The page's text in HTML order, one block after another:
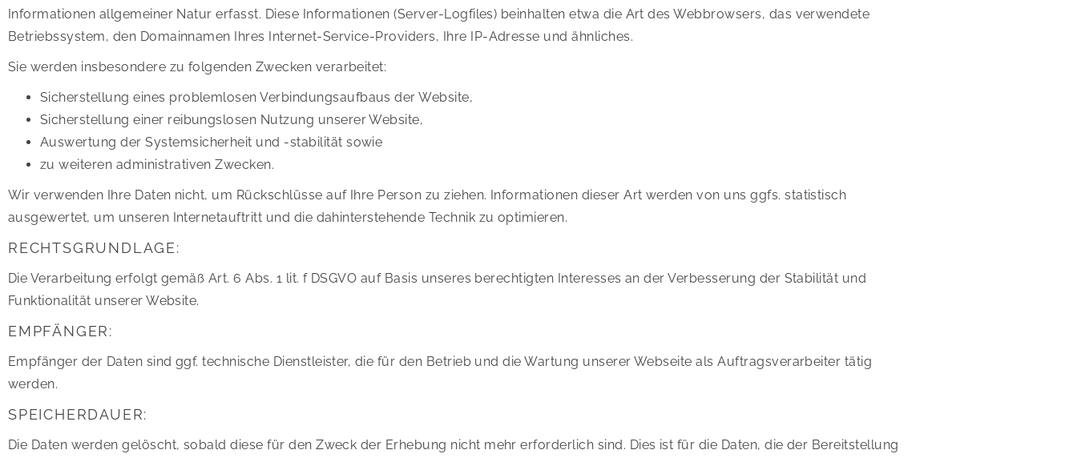
Informationen allgemeiner Natur erfasst. Diese Informationen (Server-Logfiles) beinhalten etwa die Art des Webbrowsers, das verwendete
Betriebssystem, den Domainnamen Ihres Internet-Service-Providers, Ihre IP-Adresse und ähnliches.
Sie werden insbesondere zu folgenden Zwecken verarbeitet:
Sicherstellung eines problemlosen Verbindungsaufbaus der Website,
Sicherstellung einer reibungslosen Nutzung unserer Website,
Auswertung der Systemsicherheit und -stabilität sowie
zu weiteren administrativen Zwecken.
Wir verwenden Ihre Daten nicht, um Rückschlüsse auf Ihre Person zu ziehen. Informationen dieser Art werden von uns ggfs. statistisch
ausgewertet, um unseren Internetauftritt und die dahinterstehende Technik zu optimieren.
RECHTSGRUNDLAGE:
Die Verarbeitung erfolgt gemäß Art. 6 Abs. 1 lit. f DSGVO auf Basis unseres berechtigten Interesses an der Verbesserung der Stabilität und
Funktionalität unserer Website.
EMPFÄNGER:
Empfänger der Daten sind ggf. technische Dienstleister, die für den Betrieb und die Wartung unserer Webseite als Auftragsverarbeiter tätig
werden.
SPEICHERDAUER:
Die Daten werden gelöscht, sobald diese für den Zweck der Erhebung nicht mehr erforderlich sind. Dies ist für die Daten, die der Bereitstellung